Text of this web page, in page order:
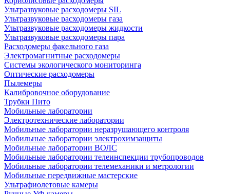
Ультразвуковые расходомеры SIL
Ультразвуковые расходомеры газа
Ультразвуковые расходомеры жидкости
Ультразвуковые расходомеры пара
Расходомеры факельного газа
Электромагнитные расходомеры
Системы экологического мониторинга
Оптические расходомеры
Пылемеры
Калибровочное оборудование
Трубки Пито
Мобильные лаборатории
Электротехнические лаборатории
Мобильные лаборатории неразрушающего контроля
Мобильные лаборатории электрохимзащиты
Мобильные лаборатории ВОЛС
Мобильные лаборатории телеинспекции трубопроводов
Мобильные лаборатории телемеханики и метрологии
Мобильные передвижные мастерские
Ультрафиолетовые камеры